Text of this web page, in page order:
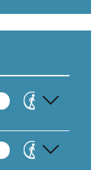
Gå
Gå